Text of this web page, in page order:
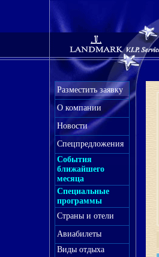
Разместить заявку
О компании
Новости
Спецпредложения
События
ближайшего
месяца
Специальные
программы
Страны и отели
Авиабилеты
Виды отдыха